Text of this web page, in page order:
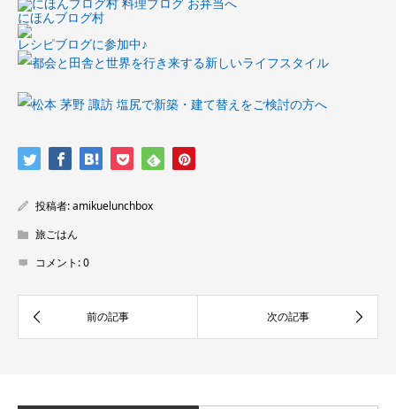
にほんブログ村
レシピブログに参加中♪
投稿者:amikuelunchbox
旅ごはん
コメント:0